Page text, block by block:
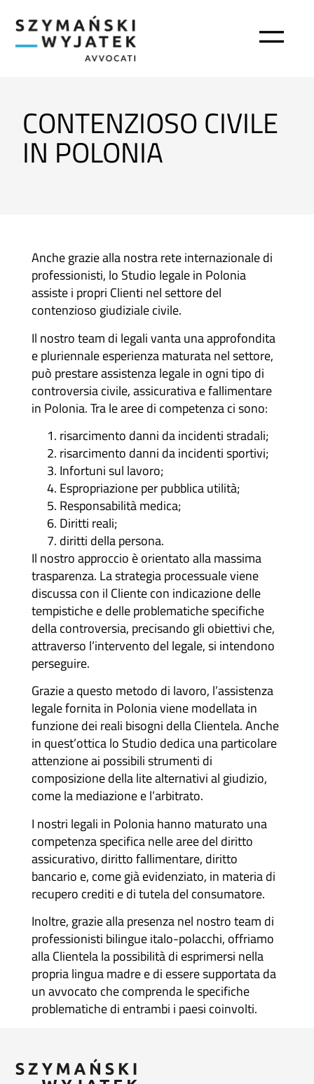
CONTENZIOSO CIVILE
IN POLONIA
Anche grazie alla nostra rete internazionale di
professionisti, lo Studio legale in Polonia
assiste i propri Clienti nel settore del
contenzioso giudiziale civile.
Il nostro team di legali vanta una approfondita
e pluriennale esperienza maturata nel settore,
può prestare assistenza legale in ogni tipo di
controversia civile, assicurativa e fallimentare
in Polonia. Tra le aree di competenza ci sono:
risarcimento danni da incidenti stradali;
risarcimento danni da incidenti sportivi;
Infortuni sul lavoro;
Espropriazione per pubblica utilità;
Responsabilità medica;
Diritti reali;
diritti della persona.
Il nostro approccio è orientato alla massima
trasparenza. La strategia processuale viene
discussa con il Cliente con indicazione delle
tempistiche e delle problematiche specifiche
della controversia, precisando gli obiettivi che,
attraverso l’intervento del legale, si intendono
perseguire.
Grazie a questo metodo di lavoro, l’assistenza
legale fornita in Polonia viene modellata in
funzione dei reali bisogni della Clientela. Anche
in quest’ottica lo Studio dedica una particolare
attenzione ai possibili strumenti di
composizione della lite alternativi al giudizio,
come la mediazione e l’arbitrato.
I nostri legali in Polonia hanno maturato una
competenza specifica nelle aree del diritto
assicurativo, diritto fallimentare, diritto
bancario e, come già evidenziato, in materia di
recupero crediti e di tutela del consumatore.
Inoltre, grazie alla presenza nel nostro team di
professionisti bilingue italo-polacchi, offriamo
alla Clientela la possibilità di esprimersi nella
propria lingua madre e di essere supportata da
un avvocato che comprenda le specifiche
problematiche di entrambi i paesi coinvolti.